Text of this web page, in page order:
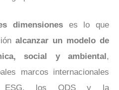
dimensioneses lo que
alcanzar un modelo de
social y ambiental ,
marcos internacionales
ESG, los ODS y la